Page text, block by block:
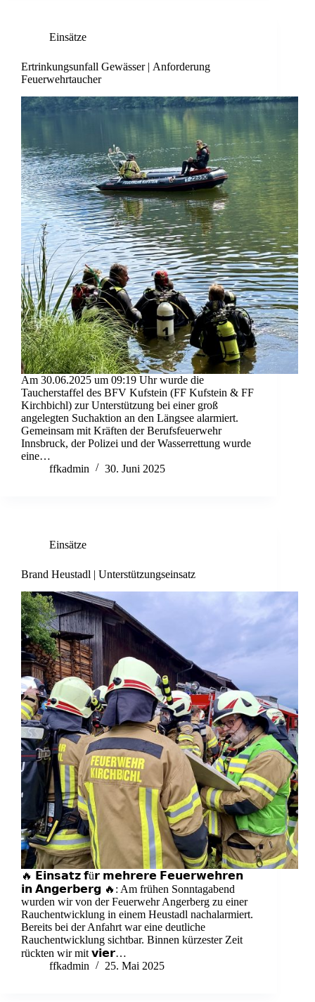
Einsätze
Ertrinkungsunfall Gewässer | Anforderung
Feuerwehrtaucher
Am 30.06.2025 um 09:19 Uhr wurde die
Taucherstaffel des BFV Kufstein (FF Kufstein & FF
Kirchbichl) zur Unterstützung bei einer groß
angelegten Suchaktion an den Längsee alarmiert.
Gemeinsam mit Kräften der Berufsfeuerwehr
Innsbruck, der Polizei und der Wasserrettung wurde
eine…
ffkadmin
30. Juni 2025
Einsätze
Brand Heustadl | Unterstützungseinsatz
🔥 𝗘𝗶𝗻𝘀𝗮𝘁𝘇 𝗳ü𝗿 𝗺𝗲𝗵𝗿𝗲𝗿𝗲 𝗙𝗲𝘂𝗲𝗿𝘄𝗲𝗵𝗿𝗲𝗻
𝗶𝗻 𝗔𝗻𝗴𝗲𝗿𝗯𝗲𝗿𝗴 🔥: Am frühen Sonntagabend
wurden wir von der Feuerwehr Angerberg zu einer
Rauchentwicklung in einem Heustadl nachalarmiert.
Bereits bei der Anfahrt war eine deutliche
Rauchentwicklung sichtbar. Binnen kürzester Zeit
rückten wir mit 𝘃𝗶𝗲𝗿…
ffkadmin
25. Mai 2025